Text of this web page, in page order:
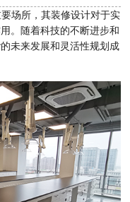
场所，其装修设计对于实
。随着科技的不断进步和
的未来发展和灵活性规划成